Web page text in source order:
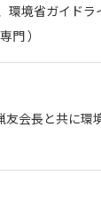
環境省ガイド
門 ）
会長と共に環